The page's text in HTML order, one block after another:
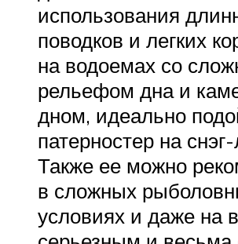
использования
поводков и легких
на водоемах со
рельефом дна и
дном, идеально
патерностер на
Также ее можно
в сложных
условиях и даже на